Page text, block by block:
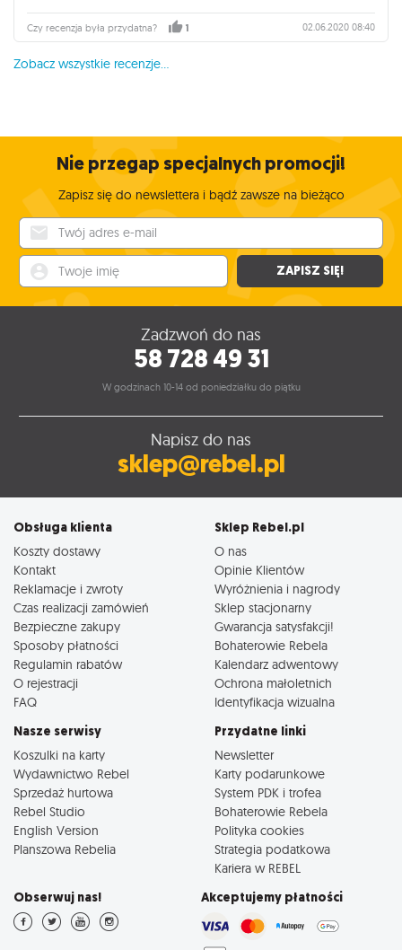
Czy recenzja była przydatna? 1 02.06.2020 08:40
Zobacz wszystkie recenzje...
Nie przegap specjalnych promocji!
Zapisz się do newslettera i bądź zawsze na bieżąco
ZAPISZ SIĘ!
Zadzwoń do nas
58 728 49 31
W godzinach 10-14 od poniedziałku do piątku
Napisz do nas
sklep@rebel.pl
Obsługa klienta
Koszty dostawy
Kontakt
Reklamacje i zwroty
Czas realizacji zamówień
Bezpieczne zakupy
Sposoby płatności
Regulamin rabatów
O rejestracji
FAQ
Sklep Rebel.pl
O nas
Opinie Klientów
Wyróżnienia i nagrody
Sklep stacjonarny
Gwarancja satysfakcji!
Bohaterowie Rebela
Kalendarz adwentowy
Ochrona małoletnich
Identyfikacja wizualna
Nasze serwisy
Koszulki na karty
Wydawnictwo Rebel
Sprzedaż hurtowa
Rebel Studio
English Version
Planszowa Rebelia
Przydatne linki
Newsletter
Karty podarunkowe
System PDK i trofea
Bohaterowie Rebela
Polityka cookies
Strategia podatkowa
Kariera w REBEL
Obserwuj nas! Akceptujemy płatności